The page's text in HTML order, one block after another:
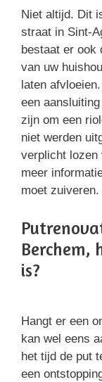
Niet altijd. Dit
straat in Sint-
bestaat er ook
van uw
laten
een
zijn om een
niet werden
verplicht lozen
meer
moet zuiveren.
Berchem,
is?
Hangt er een
kan wel eens
het tijd de put
een